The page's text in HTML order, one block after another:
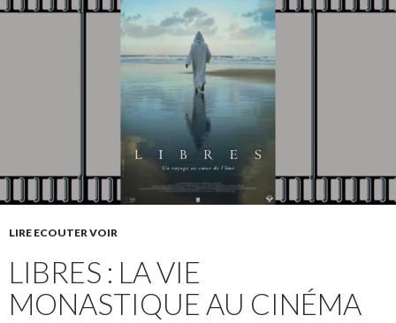
LIRE ECOUTER VOIR
LIBRES : LA VIE
MONASTIQUE AU CINÉMA